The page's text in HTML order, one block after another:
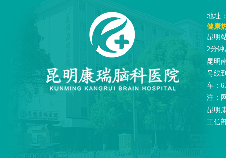
地址
健康
昆明
2分
昆明
号线
车：
注：
昆明
工信